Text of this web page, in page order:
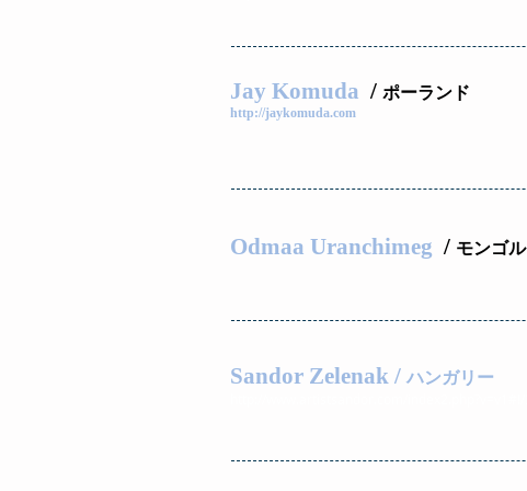
Jay Komuda / ポーランド
http://jaykomuda.com
Odmaa Uranchimeg / モンゴル
Sandor Zelenak / ハンガリー